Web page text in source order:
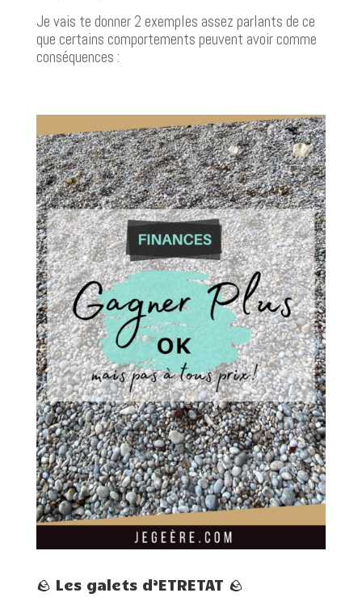
Je vais te donner 2 exemples assez parlants de ce
que certains comportements peuvent avoir comme
conséquences :
🪨 Les galets d’ETRETAT 🪨